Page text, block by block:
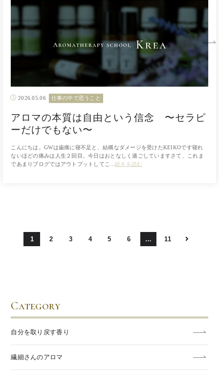
2026.05.06 仕事の中で思うこと
アロマの本質は自由という信念 〜セラピ
ーだけでもない〜
こんにちは。GWは歯痛に寝不足と、結構なダメージを受けたKEIKOです寝れ
ないほどの痛みは人生２回目。今日はおとなしく過ごしていますさて、これま
であまりブログではアウトプットしてこ...続きを読む
1 2 3 4 5 6 … 11
Category
自分を取り戻す香り
繊細さんのアロマ